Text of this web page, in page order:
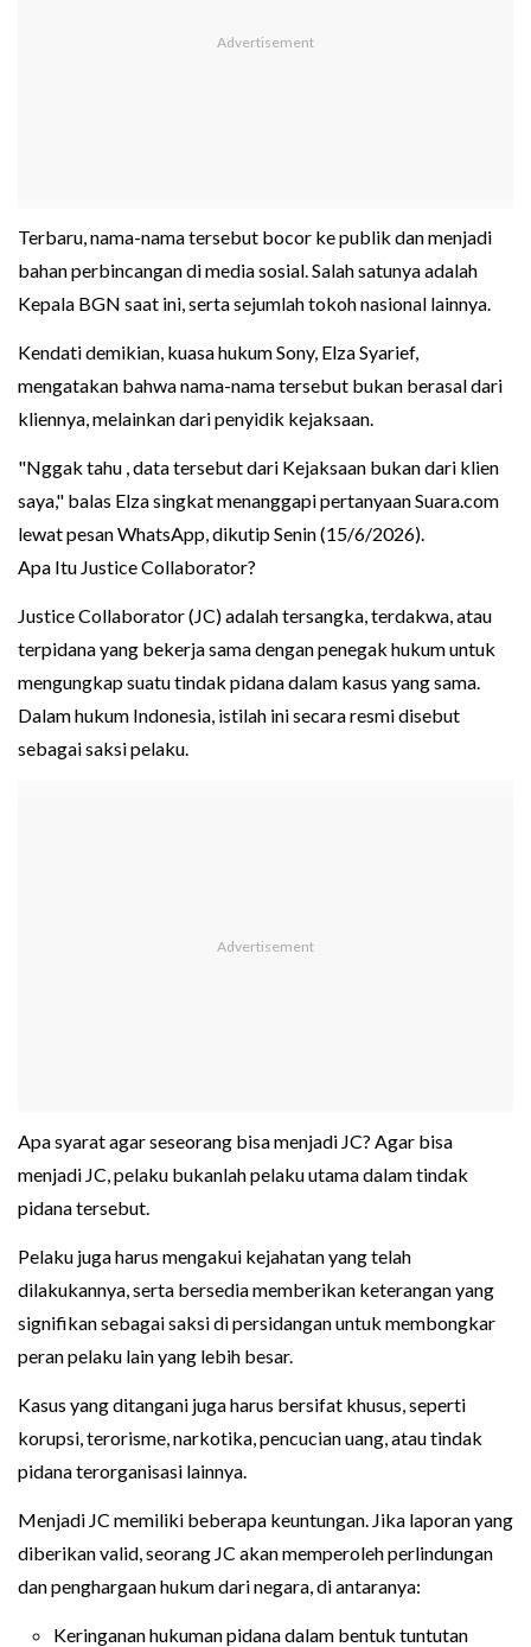
Terbaru, nama-nama tersebut bocor ke publik dan menjadi
bahan perbincangan di media sosial. Salah satunya adalah
Kepala BGN saat ini, serta sejumlah tokoh nasional lainnya.
Kendati demikian, kuasa hukum Sony, Elza Syarief,
mengatakan bahwa nama-nama tersebut bukan berasal dari
kliennya, melainkan dari penyidik kejaksaan.
"Nggak tahu , data tersebut dari Kejaksaan bukan dari klien
saya," balas Elza singkat menanggapi pertanyaan Suara.com
lewat pesan WhatsApp, dikutip Senin (15/6/2026).
Apa Itu Justice Collaborator?
Justice Collaborator (JC) adalah tersangka, terdakwa, atau
terpidana yang bekerja sama dengan penegak hukum untuk
mengungkap suatu tindak pidana dalam kasus yang sama.
Dalam hukum Indonesia, istilah ini secara resmi disebut
sebagai saksi pelaku.
Apa syarat agar seseorang bisa menjadi JC? Agar bisa
menjadi JC, pelaku bukanlah pelaku utama dalam tindak
pidana tersebut.
Pelaku juga harus mengakui kejahatan yang telah
dilakukannya, serta bersedia memberikan keterangan yang
signifikan sebagai saksi di persidangan untuk membongkar
peran pelaku lain yang lebih besar.
Kasus yang ditangani juga harus bersifat khusus, seperti
korupsi, terorisme, narkotika, pencucian uang, atau tindak
pidana terorganisasi lainnya.
Menjadi JC memiliki beberapa keuntungan. Jika laporan yang
diberikan valid, seorang JC akan memperoleh perlindungan
dan penghargaan hukum dari negara, di antaranya:
Keringanan hukuman pidana dalam bentuk tuntutan